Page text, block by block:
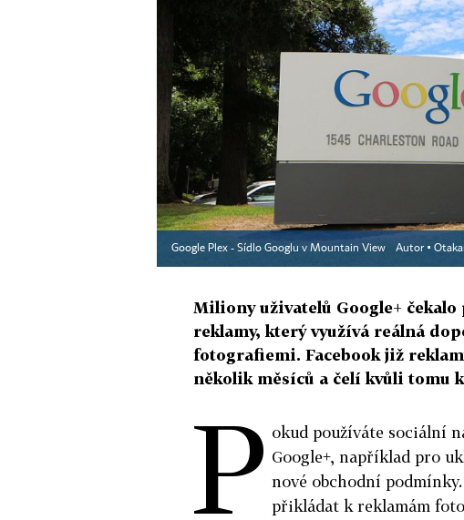
Google Plex - Sídlo Googlu v Mountain View Autor ▪
Miliony uživatelů Google+
reklamy, který využívá reálná
fotografiemi. Facebook již
několik měsíců a čelí kvůli tomu
P okud používáte sociální
Google+, například pro
nové obchodní
přikládat k reklamám